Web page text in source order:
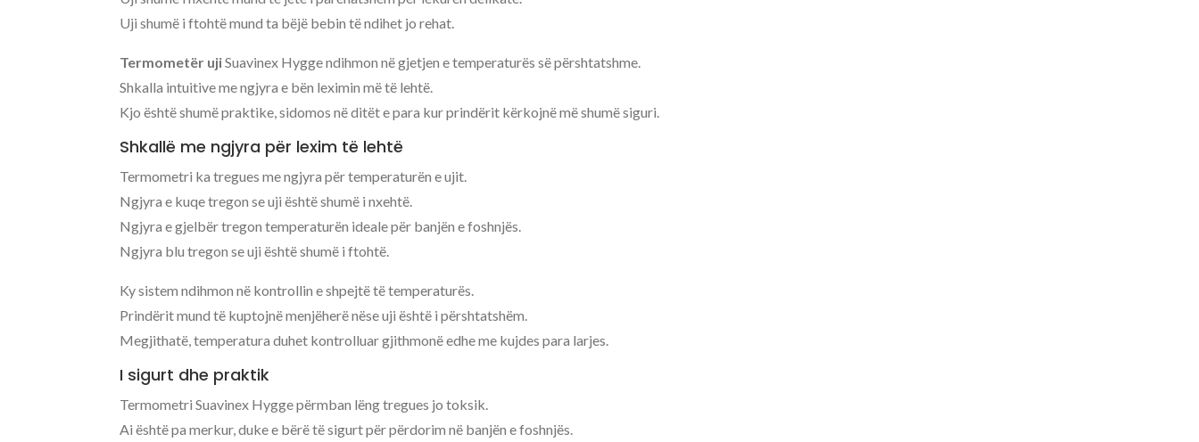
Uji shumë i ftohtë mund ta bëjë bebin të ndihet jo rehat.
Termometër ujiSuavinex Hygge ndihmon në gjetjen e temperaturës së përshtatshme.
Shkalla intuitive me ngjyra e bën leximin më të lehtë.
Kjo është shumë praktike, sidomos në ditët e para kur prindërit kërkojnë më shumë siguri.
Shkallë me ngjyra për lexim të lehtë
Termometri ka tregues me ngjyra për temperaturën e ujit.
Ngjyra e kuqe tregon se uji është shumë i nxehtë.
Ngjyra e gjelbër tregon temperaturën ideale për banjën e foshnjës.
Ngjyra blu tregon se uji është shumë i ftohtë.
Ky sistem ndihmon në kontrollin e shpejtë të temperaturës.
Prindërit mund të kuptojnë menjëherë nëse uji është i përshtatshëm.
Megjithatë, temperatura duhet kontrolluar gjithmonë edhe me kujdes para larjes.
I sigurt dhe praktik
Termometri Suavinex Hygge përmban lëng tregues jo toksik.
Ai është pa merkur, duke e bërë të sigurt për përdorim në banjën e foshnjës.